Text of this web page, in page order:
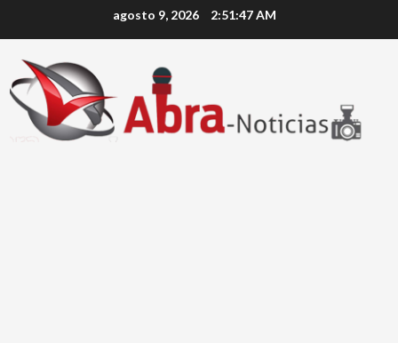
agosto 9, 2026 2:51:47 AM